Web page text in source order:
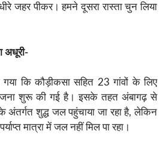
जहर पीकर। हमने दूसरा रास्ता चुन लिया
अधूरी-
गया कि कौड़ीकसा सहित 23 गांवों के लिए
शुरू की गई है। इसके तहत अंबागढ़ से
अंतर्गत शुद्ध जल पहुंचाया जा रहा है, लेकिन
मात्रा में जल नहीं मिल पा रहा।